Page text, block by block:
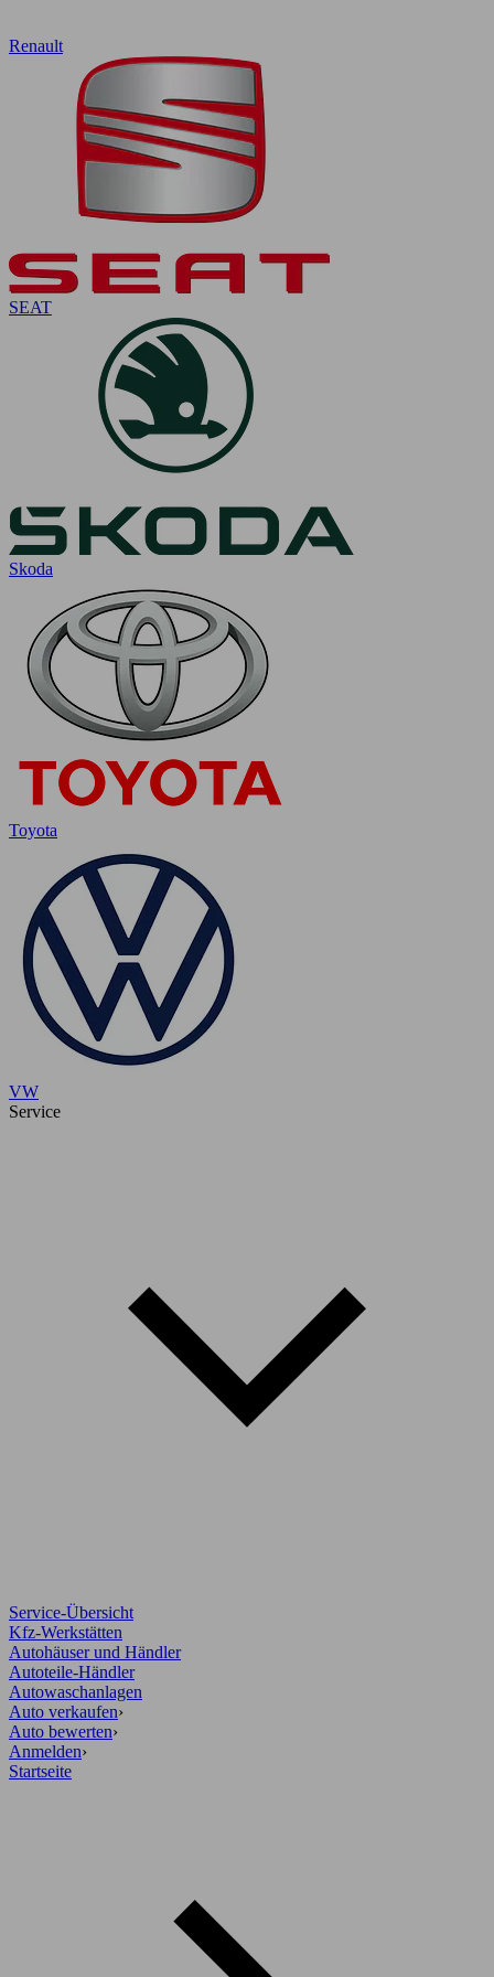
Renault
SEAT
Skoda
Toyota
VW
Service
Service-Übersicht
Kfz-Werkstätten
Autohäuser und Händler
Autoteile-Händler
Autowaschanlagen
Auto verkaufen›
Auto bewerten›
Anmelden›
Startseite